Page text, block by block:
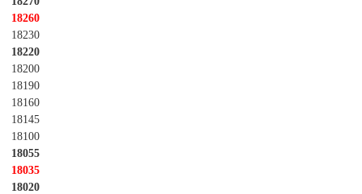
18260
18230
18220
18200
18190
18160
18145
18100
18055
18035
18020